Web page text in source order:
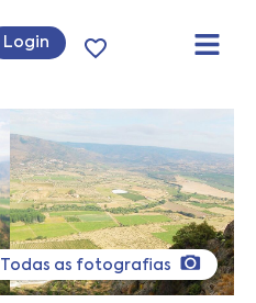
Login
Todas as fotografias